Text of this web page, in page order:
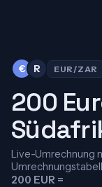
€ R EUR/ZAR
200
Live-Umrechnung
200 EUR =